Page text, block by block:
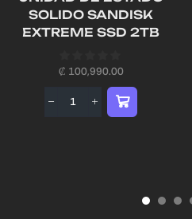
SOLIDO SANDISK
EXTREME SSD 2TB
₡ 100,990.00